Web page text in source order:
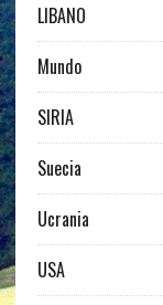
LIBANO
Mundo
SIRIA
Suecia
Ucrania
USA